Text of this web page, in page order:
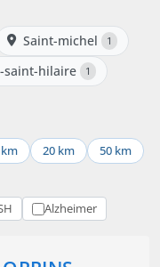
Saint-michel 1
saint-hilaire 1
20 km
50 km
Alzheimer